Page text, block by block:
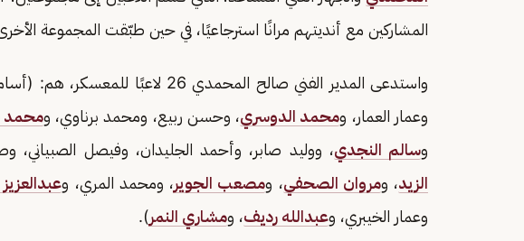
المشاركين مع أنديتهم مرانًا استرجاعيًا، في حين طبّقت المجموعة الأخرى
واستدعى المدير الفني صالح المحمدي 26
وعمار العمار، ومحمد الدوسري، وحسن ربيع، ومحمد برناوي، ومحمد
وسالم النجدي، ووليد صابر، وأحمد الجليدان، وفيصل الصبياني،
الزيد، ومروان الصحفي، ومصعب الجوير، ومحمد المري، وعبدالعزيز
وعمار الخيبري، وعبدالله رديف، ومشاري النمر).